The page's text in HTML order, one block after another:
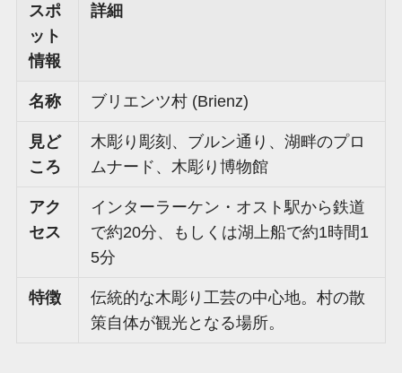
スポ
ット
情報
詳細
名称 ブリエンツ村 (Brienz)
見ど
ころ
木彫り彫刻、ブルン通り、湖畔のプロ
ムナード、木彫り博物館
アク
セス
インターラーケン・オスト駅から鉄道
で約20分、もしくは湖上船で約1時間1
5分
特徴
伝統的な木彫り工芸の中心地。村の散
策自体が観光となる場所。